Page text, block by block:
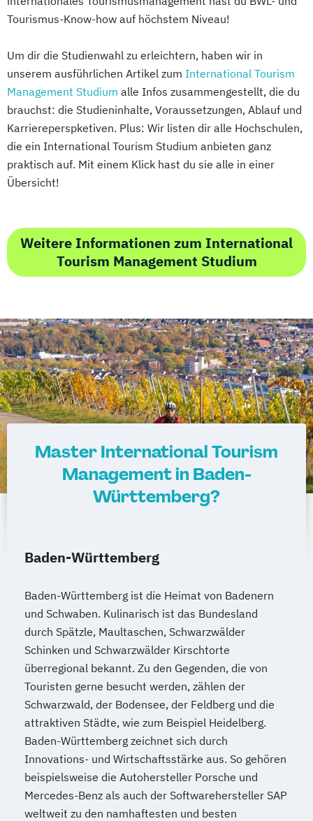
Tourismus-Know-how auf höchstem Niveau!
Um dir die Studienwahl zu erleichtern, haben wir in
unserem ausführlichen Artikel zum International Tourism
Management Studium alle Infos zusammengestellt, die du
brauchst: die Studieninhalte, Voraussetzungen, Ablauf und
Karriereperspketiven. Plus: Wir listen dir alle Hochschulen,
die ein International Tourism Studium anbieten ganz
praktisch auf. Mit einem Klick hast du sie alle in einer
Übersicht!
Weitere Informationen zum International
Tourism Management Studium
Master International Tourism
Management in Baden-
Württemberg?
Baden-Württemberg
Baden-Württemberg ist die Heimat von Badenern
und Schwaben. Kulinarisch ist das Bundesland
durch Spätzle, Maultaschen, Schwarzwälder
Schinken und Schwarzwälder Kirschtorte
überregional bekannt. Zu den Gegenden, die von
Touristen gerne besucht werden, zählen der
Schwarzwald, der Bodensee, der Feldberg und die
attraktiven Städte, wie zum Beispiel Heidelberg.
Baden-Württemberg zeichnet sich durch
Innovations- und Wirtschaftsstärke aus. So gehören
beispielsweise die Autohersteller Porsche und
Mercedes-Benz als auch der Softwarehersteller SAP
weltweit zu den namhaftesten und besten